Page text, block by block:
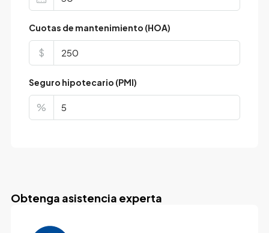
Cuotas de mantenimiento (HOA)
$
Seguro hipotecario (PMI)
%
Obtenga asistencia experta